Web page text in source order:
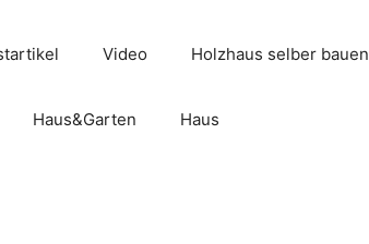
Video Holzhaus selber bauen
Haus&Garten Haus